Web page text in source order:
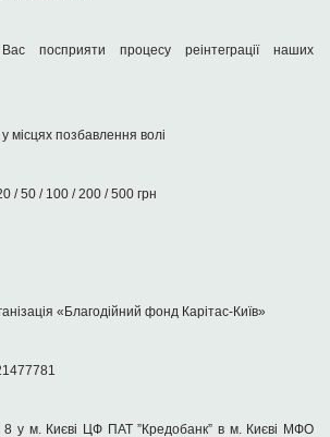
посприяти процесу реінтеграції наших
місцях позбавлення волі
/ 50 / 100 / 200 / 500 грн
«Благодійний фонд Карітас-Київ»
8 у м. Києві ЦФ ПАТ ”Кредобанк” в м. Києві МФО